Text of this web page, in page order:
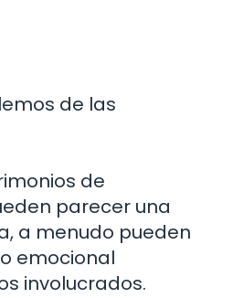
de las
de
parecer una
a menudo pueden
emocional
involucrados.